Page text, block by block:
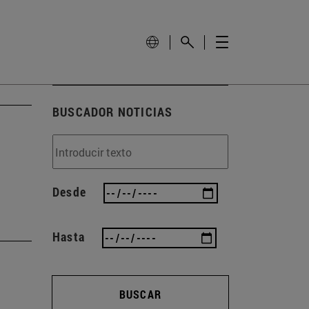
BUSCADOR NOTICIAS
Desde
Hasta
BUSCAR